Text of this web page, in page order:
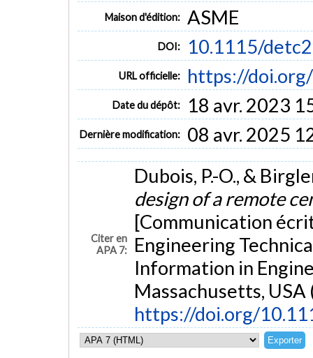
Maison d'édition: ASME
DOI: 10.1115/
URL officielle: https://
Date du dépôt: 18 avr. 2023
Dernière modification: 08 avr. 2025
Citer en
APA 7:
Dubois, P.-O., &
design of a remote
[Communication
Engineering
Information in
Massachusetts, USA
https://doi.org/